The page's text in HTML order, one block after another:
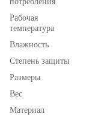
Рабочая
температура
Влажность
Степень защиты
Размеры
Вес
Материал